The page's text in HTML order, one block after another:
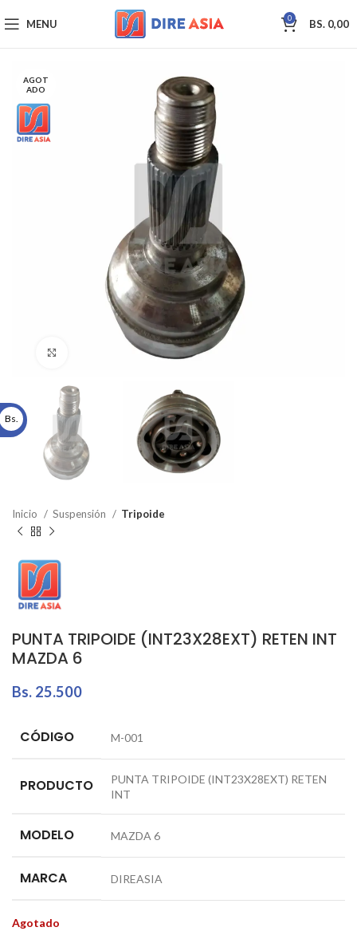
MENU 0 BS. 0,00
AGOT
ADO
Click to enlarge
Inicio Suspensión Tripoide
PUNTA TRIPOIDE (INT23X28EXT) RETEN INT
MAZDA 6
Bs. 25.500
CÓDIGO M-001
PRODUCTO
PUNTA TRIPOIDE (INT23X28EXT) RETEN
INT
MODELO MAZDA 6
MARCA DIREASIA
Agotado
Bs.